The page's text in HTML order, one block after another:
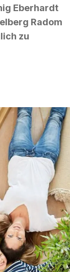
Eberhardt
Radom
zu